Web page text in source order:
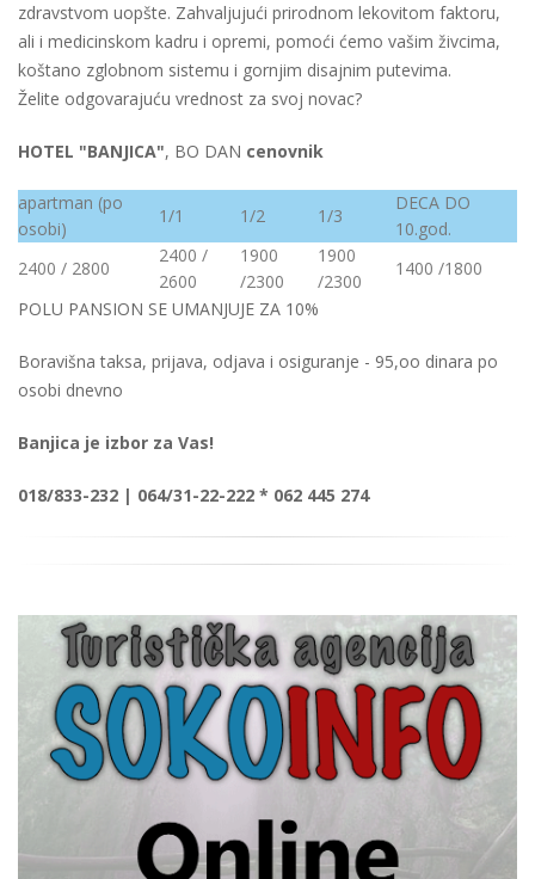
zdravstvom uopšte. Zahvaljujući prirodnom lekovitom faktoru,
ali i medicinskom kadru i opremi, pomoći ćemo vašim živcima,
koštano zglobnom sistemu i gornjim disajnim putevima.
Želite odgovarajuću vrednost za svoj novac?
HOTEL "BANJICA", BO DAN cenovnik
apartman (po
osobi)
1/1 1/2 1/3
DECA DO
10.god.
2400 / 2800
2400 /
2600
1900
/2300
1900
/2300
1400 /1800
POLU PANSION SE UMANJUJE ZA 10%
Boravišna taksa, prijava, odjava i osiguranje - 95,oo dinara po
osobi dnevno
Banjica je izbor za Vas!
018/833-232 | 064/31-22-222 * 062 445 274